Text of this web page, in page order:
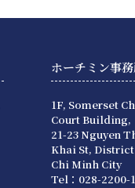
ホーチミン事
1F, Somerset
Court Building,
21-23 Nguyen
Khai St, District
Chi Minh City
Tel：028-2200-